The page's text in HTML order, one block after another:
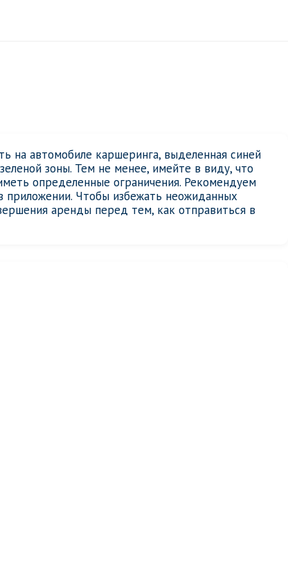
на автомобиле каршеринга, выделенная синей
зоны. Тем не менее, имейте в виду, что
определенные ограничения. Рекомендуем
приложении. Чтобы избежать неожиданных
аренды перед тем, как отправиться в